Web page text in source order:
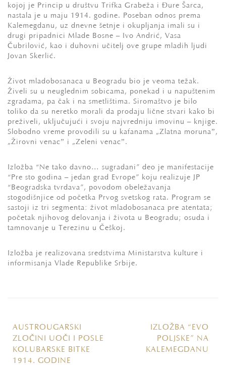
kojoj je Princip u društvu Trifka Grabeža i Đure Šarca,
nastala je u maju 1914. godine. Poseban odnos prema
Kalemegdanu, uz dnevne šetnje i okupljanja imali su i
drugi pripadnici Mlade Bosne – Ivo Andrić, Vasa
Čubrilović, kao i duhovni učitelj ove grupe mladih ljudi
Jovan Skerlić.
Život mladobosanaca u Beogradu bio je veoma težak.
Živeli su u neuglednim sobicama, ponekad i u napuštenim
zgradama, pa čak i na smetlištima. Siromaštvo je bilo
toliko da su neretko morali da prodaju lične stvari kako bi
preživeli, uključujući i svoju najvredniju imovinu – knjige.
Slobodno vreme provodili su u kafanama „Zlatna morunaˮ,
„Žirovni venacˮ i „Zeleni venacˮ.
Izložba “Ne tako davno… sugrađani” deo je manifestacije
“Pre sto godina – jedan grad Evrope” koju realizuje JP
“Beogradska tvrđava”, povodom obeležavanja
stogodišnjice od početka Prvog svetskog rata. Program se
sastoji iz tri segmenta: život mladobosanaca pre atentata;
početak njihovog delovanja i života u Beogradu; osuda i
tamnovanje u Terezinu u Češkoj.
Izložba je realizovana sredstvima Ministarstva kulture i
informisanja Vlade Republike Srbije.
AUSTROUGARSKI
ZLOČINI UOČI I POSLE
KOLUBARSKE BITKE
1914. GODINE
IZLOŽBA “EVO
POLJSKE” NA
KALEMEGDANU